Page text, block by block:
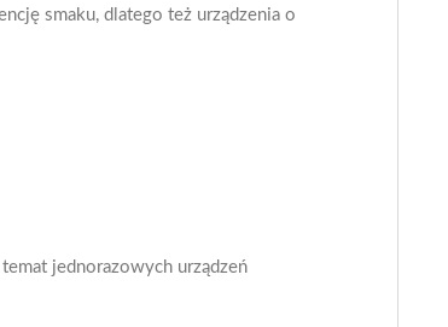
smaku, dlatego też urządzenia o
jednorazowych urządzeń